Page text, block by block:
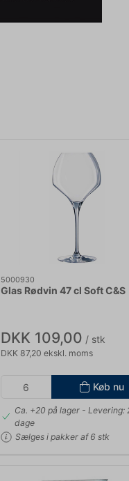
5000930
Glas Rødvin 47 cl Soft C&S
DKK 109,00 / stk
DKK 87,20 ekskl. moms
Køb nu
Ca. +20 på lager- Levering:
dage
Sælges i pakker af 6 stk